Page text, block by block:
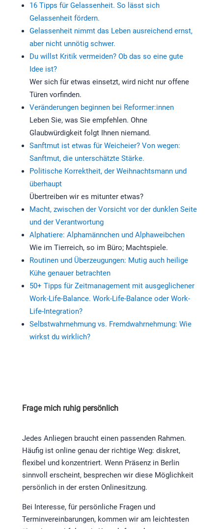
16 Tipps für Gelassenheit. So lässt sich
Gelassenheit fördern.
Gelassenheit nimmt das Leben ausreichend ernst,
aber nicht unnötig schwer.
Du willst Kritik vermeiden? Ob das so eine gute
Idee ist?
Wer sich für etwas einsetzt, wird nicht nur offene
Türen vorfinden.
Veränderungen beginnen bei Reformer:innen
Leben Sie, was Sie empfehlen. Ohne
Glaubwürdigkeit folgt Ihnen niemand.
Sanftmut ist etwas für Weicheier? Von wegen:
Sanftmut, die unterschätzte Stärke.
Politische Korrektheit, der Weihnachtsmann und
überhaupt
Übertreiben wir es mitunter etwas?
Macht, zwischen der Vorsicht vor der dunklen Seite
und der Verantwortung
Alphatiere: Alphamännchen und Alphaweibchen
Wie im Tierreich, so im Büro; Machtspiele.
Routinen und Überzeugungen: Mutig auch heilige
Kühe genauer betrachten
50+ Tipps für Zeitmanagement mit ausgeglichener
Work-Life-Balance. Work-Life-Balance oder Work-
Life-Integration?
Selbstwahrnehmung vs. Fremdwahrnehmung: Wie
wirkst du wirklich?
Frage mich ruhig persönlich
Jedes Anliegen braucht einen passenden Rahmen.
Häufig ist online genau der richtige Weg: diskret,
flexibel und konzentriert. Wenn Präsenz in Berlin
sinnvoll erscheint, besprechen wir diese Möglichkeit
persönlich in der ersten Onlinesitzung.
Bei Interesse, für persönliche Fragen und
Terminvereinbarungen, kommen wir am leichtesten